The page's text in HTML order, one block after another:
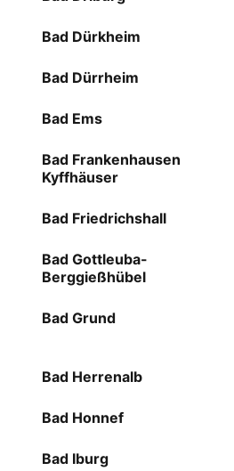
Bad Dürkheim
Bad Dürrheim
Bad Ems
Bad Frankenhausen
Kyffhäuser
Bad Friedrichshall
Bad Gottleuba-
Berggießhübel
Bad Grund
Bad Herrenalb
Bad Honnef
Bad Iburg